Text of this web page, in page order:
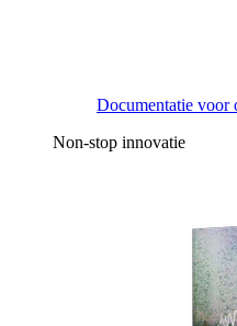
Documentatie voor
Non-stop innovatie